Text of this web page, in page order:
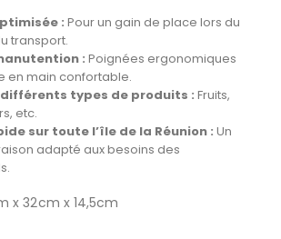
: Pour un gain de place lors du
transport.
: Poignées ergonomiques
en main confortable.
types de produits : Fruits,
etc.
sur toute l’île de la Réunion : Un
adapté aux besoins des
x 32cm x 14,5cm